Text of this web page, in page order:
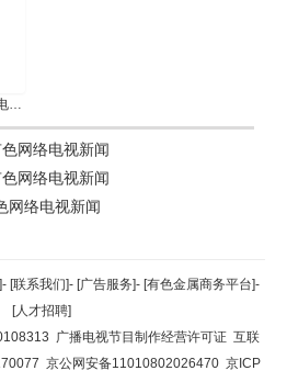
2026年2月27日中国有色网络电视新闻
网络电视新闻
网络电视新闻
网络电视新闻
- [联系我们]- [广告服务]- [有色金属商务平台]-
[人才招聘]
广播电视节目制作经营许可证 互联
京公网安备11010802026470 京ICP